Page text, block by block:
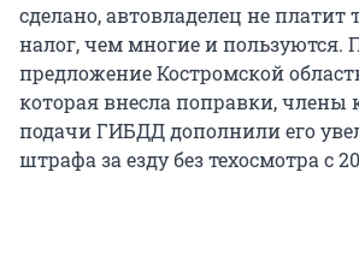
сделано, автовладелец не
налог, чем многие и пользуются.
предложение Костромской
которая внесла поправки, члены
подачи ГИБДД дополнили его
штрафа за езду без техосмотра с